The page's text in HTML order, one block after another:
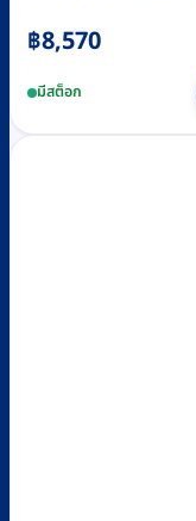
฿8,570
มีสต็อก